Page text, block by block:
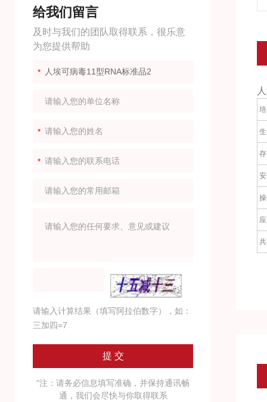
给我们留言
及时与我们的团队取得联系，很乐意
为您提供帮助
请输入计算结果（填写阿拉伯数字），如：
三加四=7
"注：请务必信息填写准确，并保持通讯畅
通，我们会尽快与你取得联系